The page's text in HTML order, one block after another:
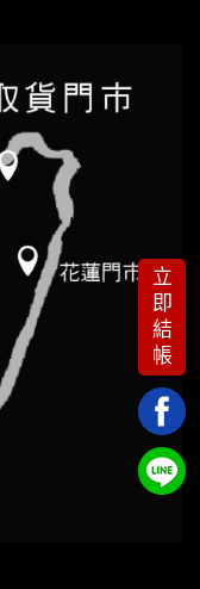
立
即
結
帳